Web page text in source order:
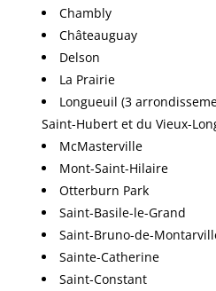
Chambly
Châteauguay
Delson
La Prairie
Longueuil (3
Saint-Hubert et du Vieux-
McMasterville
Mont-Saint-Hilaire
Otterburn Park
Saint-Basile-le-Grand
Saint-Bruno-de-
Sainte-Catherine
Saint-Constant